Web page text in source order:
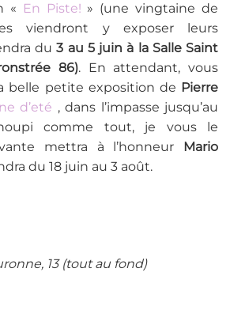
« En Piste! » (une vingtaine de
viendront y exposer leurs
du3 au 5 juin à la Salle Saint
86). En attendant, vous
belle petite exposition de Pierre
d’eté , dans l’impasse jusqu’au
comme tout, je vous le
mettra à l’honneur Mario
du 18 juin au 3 août.
13 (tout au fond)